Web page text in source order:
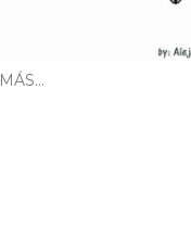
MÁS…